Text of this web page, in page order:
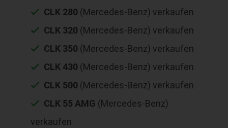
CLK 280 (Mercedes-Benz) verkaufen
CLK 320 (Mercedes-Benz) verkaufen
CLK 350 (Mercedes-Benz) verkaufen
CLK 430 (Mercedes-Benz) verkaufen
CLK 500 (Mercedes-Benz) verkaufen
CLK 55 AMG (Mercedes-Benz)
verkaufen